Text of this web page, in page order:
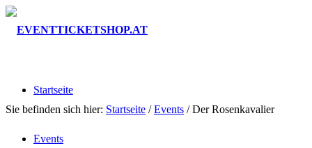
Startseite
Events
Sie befinden sich hier: Startseite / Events / Der Rosenkavalier